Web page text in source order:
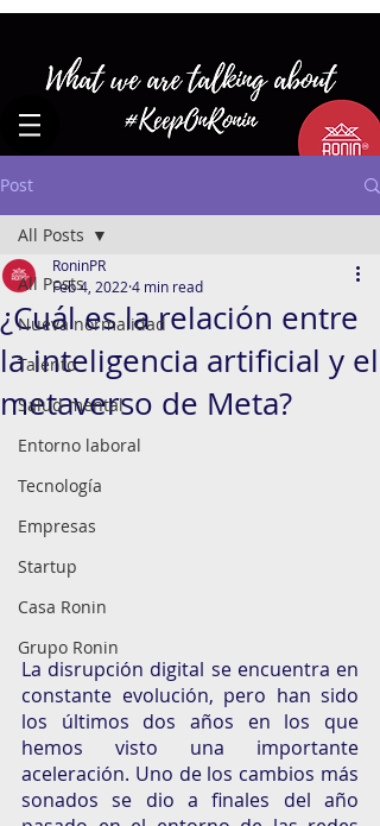
Post
All Posts
Nueva normalidad
Talento
Salud mental
Entorno laboral
Tecnología
Empresas
Startup
Casa Ronin
Grupo Ronin
All Posts
¿Cuál es la relación entre
la inteligencia artificial y el
metaverso de Meta?
RoninPR
Feb 4, 2022 4 min read
La disrupción digital se encuentra en
constante evolución, pero han sido
los últimos dos años en los que
hemos visto una importante
aceleración. Uno de los cambios más
sonados se dio a finales del año